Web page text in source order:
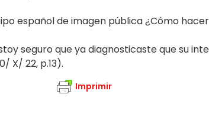
español de imagen pública ¿Cómo
seguro que ya diagnosticaste que su
X/ 22, p.13).
Imprimir